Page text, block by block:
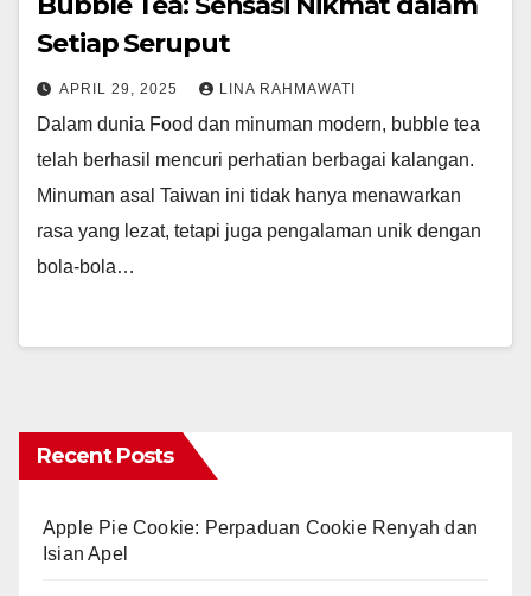
Setiap Seruput
APRIL 29, 2025 LINA RAHMAWATI
Dalam dunia Food dan minuman modern, bubble tea
telah berhasil mencuri perhatian berbagai kalangan.
Minuman asal Taiwan ini tidak hanya menawarkan
rasa yang lezat, tetapi juga pengalaman unik dengan
bola-bola…
Recent Posts
Apple Pie Cookie: Perpaduan Cookie Renyah dan
Isian Apel